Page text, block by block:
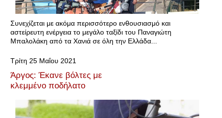
Συνεχίζεται με ακόμα περισσότερο ενθουσιασμό και
αστείρευτη ενέργεια το μεγάλο ταξίδι του Παναγιώτη
Μπαλολάκη από τα Χανιά σε όλη την Ελλάδα...
Τρίτη 25 Μαΐου 2021
Άργος: Έκανε βόλτες με
κλεμμένο ποδήλατο